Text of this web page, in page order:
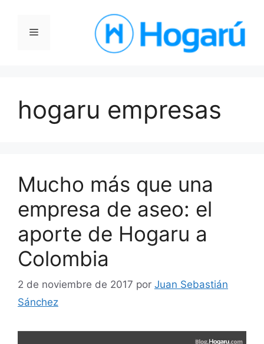
contenidoMenú
hogaru empresas
Mucho más que una
empresa de aseo: el
aporte de Hogaru a
Colombia
2 de noviembre de 2017 por Juan Sebastián
Sánchez